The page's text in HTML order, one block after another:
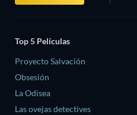
Top 5 Películas
Proyecto Salvación
Obsesión
La Odisea
Las ovejas detectives